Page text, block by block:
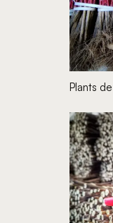
Plants